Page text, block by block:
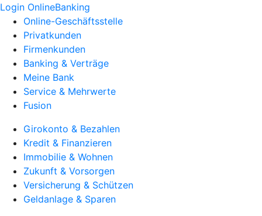
Login OnlineBanking
Online-Geschäftsstelle
Privatkunden
Firmenkunden
Banking & Verträge
Meine Bank
Service & Mehrwerte
Fusion
Girokonto & Bezahlen
Kredit & Finanzieren
Immobilie & Wohnen
Zukunft & Vorsorgen
Versicherung & Schützen
Geldanlage & Sparen